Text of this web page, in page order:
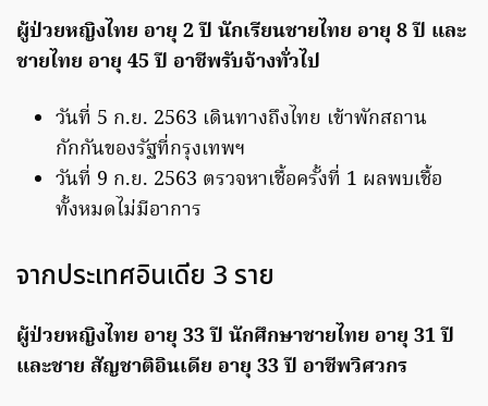
ผู้ป่วยหญิงไทย อายุ 2 ปี นักเรียนชายไทย อายุ 8 ปี และ
ชายไทย อายุ 45 ปี อาชีพรับจ้างทั่วไป
วันที่ 5 ก.ย. 2563 เดินทางถึงไทย เข้าพักสถาน
กักกันของรัฐที่กรุงเทพฯ
วันที่ 9 ก.ย. 2563 ตรวจหาเชื้อครั้งที่ 1 ผลพบเชื้อ
ทั้งหมดไม่มีอาการ
จากประเทศอินเดีย 3 ราย
ผู้ป่วยหญิงไทย อายุ 33 ปี นักศึกษาชายไทย อายุ 31 ปี
และชาย สัญชาติอินเดีย อายุ 33 ปี อาชีพวิศวกร